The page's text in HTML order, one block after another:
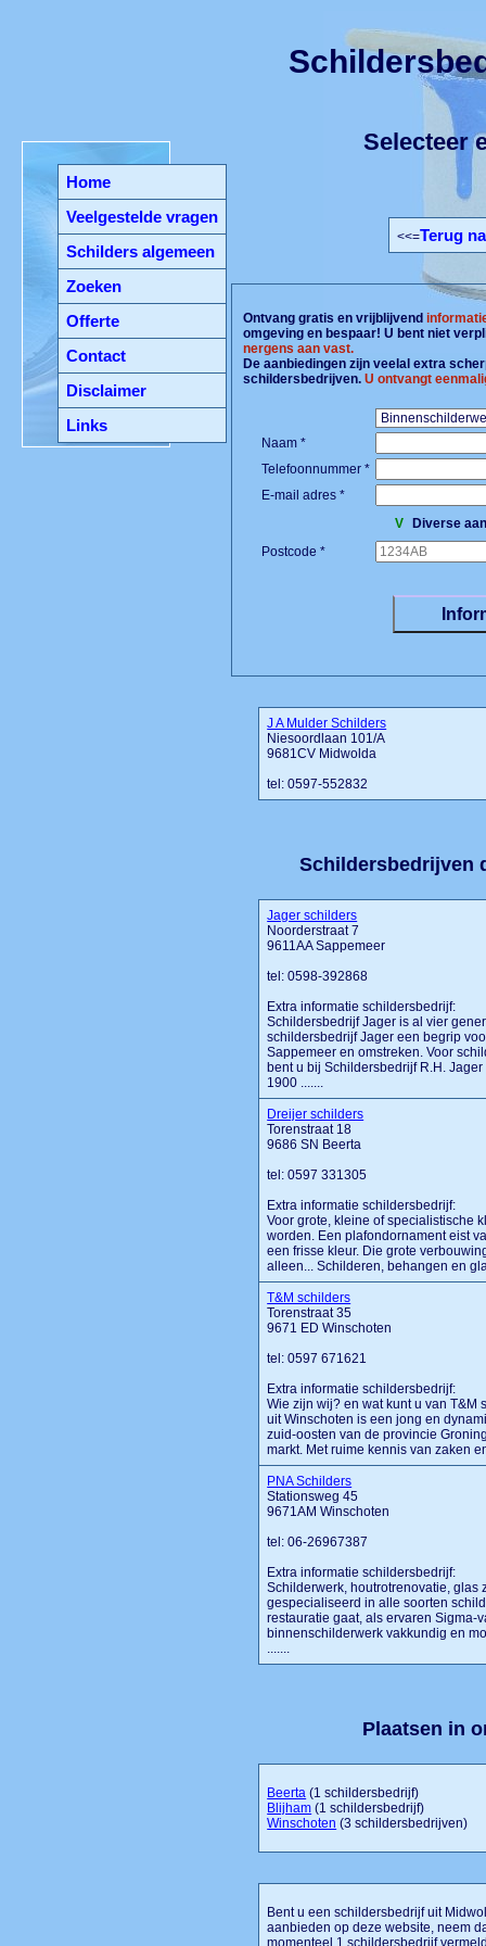
Home
Veelgestelde vragen
Schilders algemeen
Zoeken
Offerte
Contact
Disclaimer
Links
Selecteer
<<=Terug
Ontvang gratis en vrijblijvend
omgeving en bespaar! U bent niet
nergens aan vast.
De aanbiedingen zijn veelal extra
schildersbedrijven.U ontvangt
Naam *
Telefoonnummer *
E-mail adres *
V
Diverse
Postcode *
J A Mulder Schilders
Niesoordlaan 101/A
9681CV Midwolda
tel: 0597-552832
Schildersbedrijven
Jager schilders
Noorderstraat 7
9611AA Sappemeer
tel: 0598-392868
Extra informatie schildersbedrijf:
Schildersbedrijf Jager is al vier
schildersbedrijf Jager een begrip
Sappemeer en omstreken. Voor
bent u bij Schildersbedrijf R.H.
1900 .......
Dreijer schilders
Torenstraat 18
9686 SN Beerta
tel: 0597 331305
Extra informatie schildersbedrijf:
Voor grote, kleine of specialistische
worden. Een plafondornament eist
een frisse kleur. Die grote
alleen... Schilderen, behangen en
T&M schilders
Torenstraat 35
9671 ED Winschoten
tel: 0597 671621
Extra informatie schildersbedrijf:
Wie zijn wij? en wat kunt u van T&M
uit Winschoten is een jong en
zuid-oosten van de provincie
markt. Met ruime kennis van zaken
PNA Schilders
Stationsweg 45
9671AM Winschoten
tel: 06-26967387
Extra informatie schildersbedrijf:
Schilderwerk, houtrotrenovatie, glas
gespecialiseerd in alle soorten
restauratie gaat, als ervaren
binnenschilderwerk vakkundig en
.......
Plaatsen in
Beerta (1 schildersbedrijf)
Blijham (1 schildersbedrijf)
Winschoten (3 schildersbedrijven)
Bent u een schildersbedrijf uit
aanbieden op deze website, neem
momenteel 1 schildersbedrijf